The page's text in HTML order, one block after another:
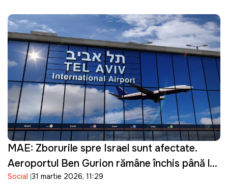
MAE: Zborurile spre Israel sunt afectate.
Aeroportul Ben Gurion rămâne închis până la
16 aprilie
Social 31 martie 2026, 11:29